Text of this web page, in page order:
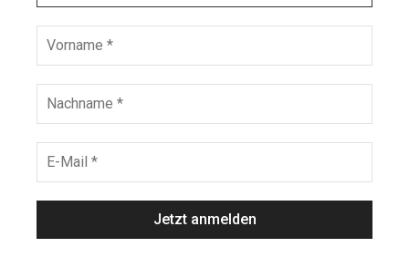
r
e
e
r
n
m
c
h
a
M
a
l